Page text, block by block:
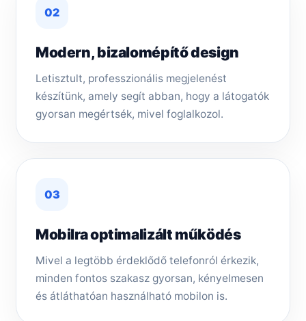
02
Modern, bizalomépítő design
Letisztult, professzionális megjelenést
készítünk, amely segít abban, hogy a látogatók
gyorsan megértsék, mivel foglalkozol.
03
Mobilra optimalizált működés
Mivel a legtöbb érdeklődő telefonról érkezik,
minden fontos szakasz gyorsan, kényelmesen
és átláthatóan használható mobilon is.